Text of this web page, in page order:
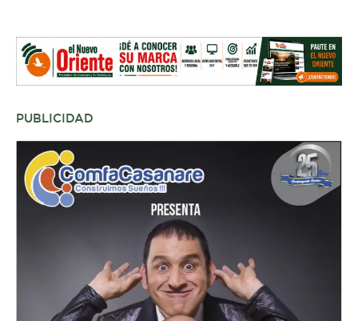
PUBLICIDAD